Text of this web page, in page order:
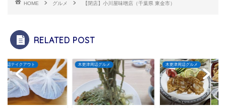
HOME グルメ 【閉店】小川屋味噌店（千葉県 東金市）
RELATED POST
木更津周辺グルメ 木更津周辺グルメ 木更津周辺グル